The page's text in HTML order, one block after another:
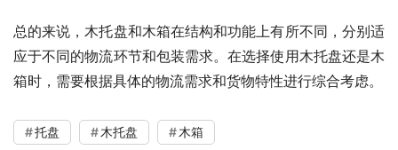
总的来说，木托盘和木箱在结构和功能上有所不同，分别适
应于不同的物流环节和包装需求。在选择使用木托盘还是木
箱时，需要根据具体的物流需求和货物特性进行综合考虑。
托盘 木托盘 木箱